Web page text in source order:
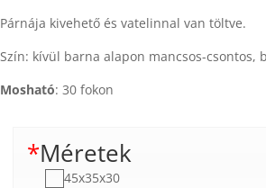
Párnája kivehető és vatelinnal van töltve.
Szín: kívül barna alapon mancsos-csontos,
Mosható: 30 fokon
*Méretek
45x35x30